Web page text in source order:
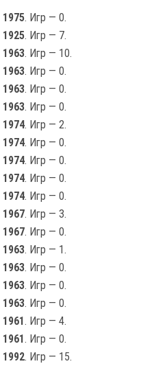
1975. Игр — 0.
1925. Игр — 7.
1963. Игр — 10.
1963. Игр — 0.
1963. Игр — 0.
1963. Игр — 0.
1974. Игр — 2.
1974. Игр — 0.
1974. Игр — 0.
1974. Игр — 0.
1974. Игр — 0.
1967. Игр — 3.
1967. Игр — 0.
1963. Игр — 1.
1963. Игр — 0.
1963. Игр — 0.
1963. Игр — 0.
1961. Игр — 4.
1961. Игр — 0.
1992. Игр — 15.